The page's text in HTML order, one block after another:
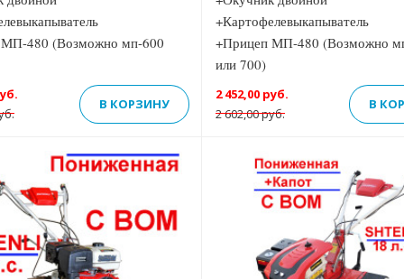
480 (Возможно мп-600
В КОРЗИНУ
+Картофелевыкапыватель
+Прицеп МП-480 (Возможно
или 700)
2 602,00 руб.
2 452,00 руб.
В
Previous